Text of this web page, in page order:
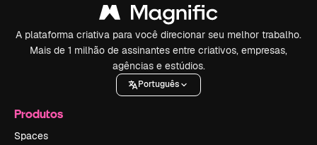
A plataforma criativa para você direcionar seu melhor trabalho.
Mais de 1 milhão de assinantes entre criativos, empresas,
agências e estúdios.
Português
Produtos
Spaces